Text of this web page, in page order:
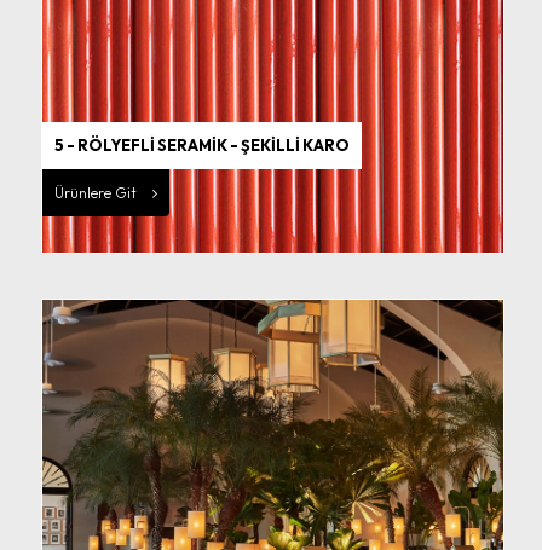
5 - RÖLYEFLİ SERAMİK - ŞEKİLLİ KARO
Ürünlere Git